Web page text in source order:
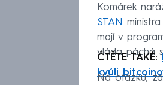
Komárek
STAN
mají v
vláda páchá
ČTĚTE TAKÉ:
kvůli
Na otázku,